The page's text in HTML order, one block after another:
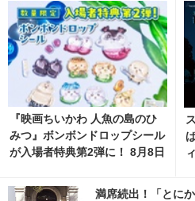
『映画ちいかわ 人魚の島のひ
みつ』ボンボンドロップシール
が入場者特典第2弾に！ 8月8日
満席続出！「とに